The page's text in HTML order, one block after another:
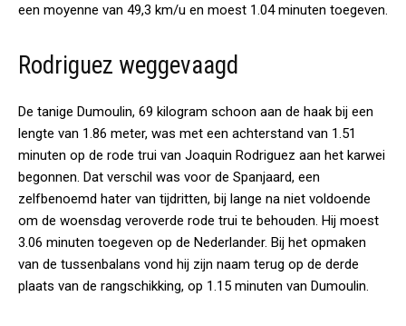
een moyenne van 49,3 km/u en moest 1.04 minuten toegeven.
Rodriguez weggevaagd
De tanige Dumoulin, 69 kilogram schoon aan de haak bij een
lengte van 1.86 meter, was met een achterstand van 1.51
minuten op de rode trui van Joaquin Rodriguez aan het karwei
begonnen. Dat verschil was voor de Spanjaard, een
zelfbenoemd hater van tijdritten, bij lange na niet voldoende
om de woensdag veroverde rode trui te behouden. Hij moest
3.06 minuten toegeven op de Nederlander. Bij het opmaken
van de tussenbalans vond hij zijn naam terug op de derde
plaats van de rangschikking, op 1.15 minuten van Dumoulin.